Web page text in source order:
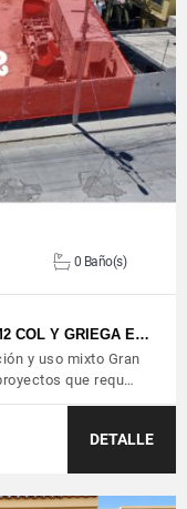
0 Baño(s)
COL Y GRIEGA E…
y uso mixto Gran
que requ…
DETALLE